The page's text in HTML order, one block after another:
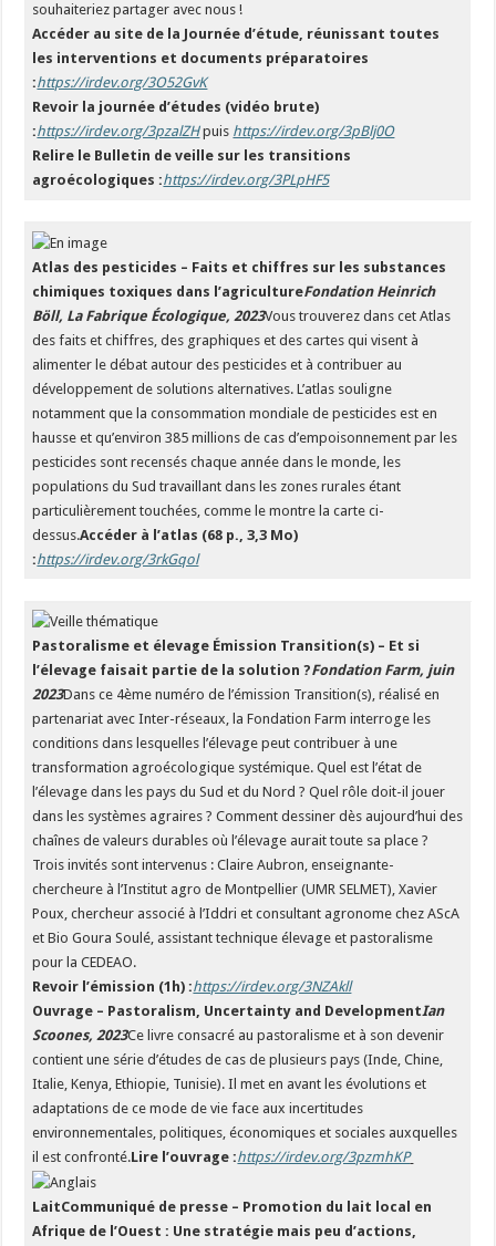
souhaiteriez partager avec nous !
Accéder au site de la Journée d’étude, réunissant toutes
les interventions et documents préparatoires
:https://irdev.org/3O52GvK
Revoir la journée d’études (vidéo brute)
:https://irdev.org/3pzalZHpuis https://irdev.org/3pBlj0O
Relire le Bulletin de veille sur les transitions
agroécologiques :https://irdev.org/3PLpHF5
Atlas des pesticides – Faits et chiffres sur les substances
chimiques toxiques dans l’agricultureFondation Heinrich
Böll, La Fabrique Écologique, 2023Vous trouverez dans cet Atlas
des faits et chiffres, des graphiques et des cartes qui visent à
alimenter le débat autour des pesticides et à contribuer au
développement de solutions alternatives. L’atlas souligne
notamment que la consommation mondiale de pesticides est en
hausse et qu’environ 385 millions de cas d’empoisonnement par les
pesticides sont recensés chaque année dans le monde, les
populations du Sud travaillant dans les zones rurales étant
particulièrement touchées, comme le montre la carte ci-
dessus.Accéder à l’atlas (68 p., 3,3 Mo)
:https://irdev.org/3rkGqol
Pastoralisme et élevage Émission Transition(s) – Et si
l’élevage faisait partie de la solution ?Fondation Farm, juin
2023Dans ce 4ème numéro de l’émission Transition(s), réalisé en
partenariat avec Inter-réseaux, la Fondation Farm interroge les
conditions dans lesquelles l’élevage peut contribuer à une
transformation agroécologique systémique. Quel est l’état de
l’élevage dans les pays du Sud et du Nord ? Quel rôle doit-il jouer
dans les systèmes agraires ? Comment dessiner dès aujourd’hui des
chaînes de valeurs durables où l’élevage aurait toute sa place ?
Trois invités sont intervenus : Claire Aubron, enseignante-
chercheure à l’Institut agro de Montpellier (UMR SELMET), Xavier
Poux, chercheur associé à l’Iddri et consultant agronome chez AScA
et Bio Goura Soulé, assistant technique élevage et pastoralisme
pour la CEDEAO.
Revoir l’émission (1h) :https://irdev.org/3NZAkll
Ouvrage – Pastoralism, Uncertainty and DevelopmentIan
Scoones, 2023Ce livre consacré au pastoralisme et à son devenir
contient une série d’études de cas de plusieurs pays (Inde, Chine,
Italie, Kenya, Ethiopie, Tunisie). Il met en avant les évolutions et
adaptations de ce mode de vie face aux incertitudes
environnementales, politiques, économiques et sociales auxquelles
il est confronté.Lire l’ouvrage :https://irdev.org/3pzmhKP
LaitCommuniqué de presse – Promotion du lait local en
Afrique de l’Ouest : Une stratégie mais peu d’actions,